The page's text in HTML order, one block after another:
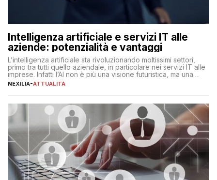
Intelligenza artificiale e servizi IT alle
aziende: potenzialità e vantaggi
L’intelligenza artificiale sta rivoluzionando moltissimi settori,
primo tra tutti quello aziendale, in particolare nei servizi IT alle
imprese. Infatti l’AI non è più una visione futuristica, ma una
realtà operativa che sta portando a un cambio significativo in
operazioni, bensì comporta […]
NEXILIA-ATTUALITÀ